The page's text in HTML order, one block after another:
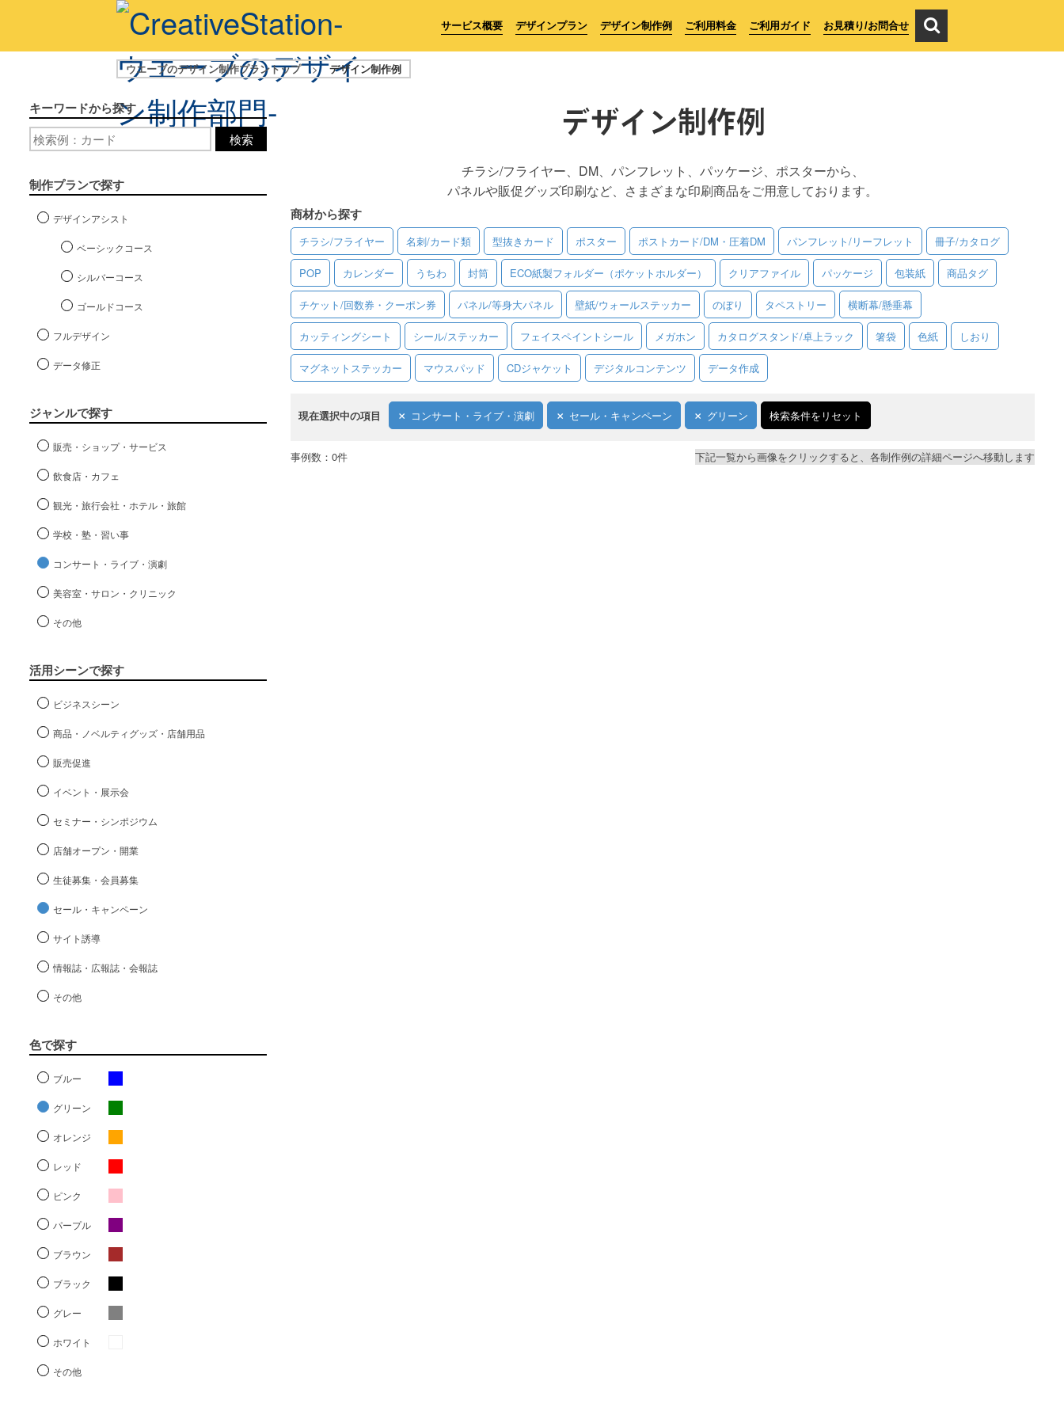
サービス概要 デザインプラン デザイン制作例 ご利用料金 ご利用ガイド お見積り/お問合せ
ウエーブのデザイン制作プラントップ > デザイン制作例
デザイン制作例
チラシ/フライヤー、DM、パンフレット、パッケージ、ポスターから、
パネルや販促グッズ印刷など、さまざまな印刷商品をご用意しております。
商材から探す
チラシ/フライヤー 名刺/カード類 型抜きカード ポスター ポストカード/DM・圧着DM パンフレット/リーフレット 冊子/カタログ
POP カレンダー うちわ 封筒 ECO紙製フォルダー（ポケットホルダー） クリアファイル パッケージ 包装紙 商品タグ
チケット/回数券・クーポン券 パネル/等身大パネル 壁紙/ウォールステッカー のぼり タペストリー 横断幕/懸垂幕
カッティングシート シール/ステッカー フェイスペイントシール メガホン カタログスタンド/卓上ラック 箸袋 色紙 しおり
マグネットステッカー マウスパッド CDジャケット デジタルコンテンツ データ作成
現在選択中の項目 コンサート・ライブ・演劇 セール・キャンペーン グリーン 検索条件をリセット
キーワードから探す
検索
制作プランで探す
デザインアシスト
ベーシックコース
シルバーコース
ゴールドコース
フルデザイン
データ修正
ジャンルで探す
販売・ショップ・サービス
飲食店・カフェ
観光・旅行会社・ホテル・旅館
学校・塾・習い事
コンサート・ライブ・演劇
美容室・サロン・クリニック
その他
活用シーンで探す
ビジネスシーン
商品・ノベルティグッズ・店舗用品
販売促進
イベント・展示会
セミナー・シンポジウム
店舗オープン・開業
生徒募集・会員募集
セール・キャンペーン
サイト誘導
情報誌・広報誌・会報誌
その他
色で探す
ブルー
グリーン
オレンジ
レッド
ピンク
パープル
ブラウン
ブラック
グレー
ホワイト
その他
事例数：0件 下記一覧から画像をクリックすると、各制作例の詳細ページへ移動します